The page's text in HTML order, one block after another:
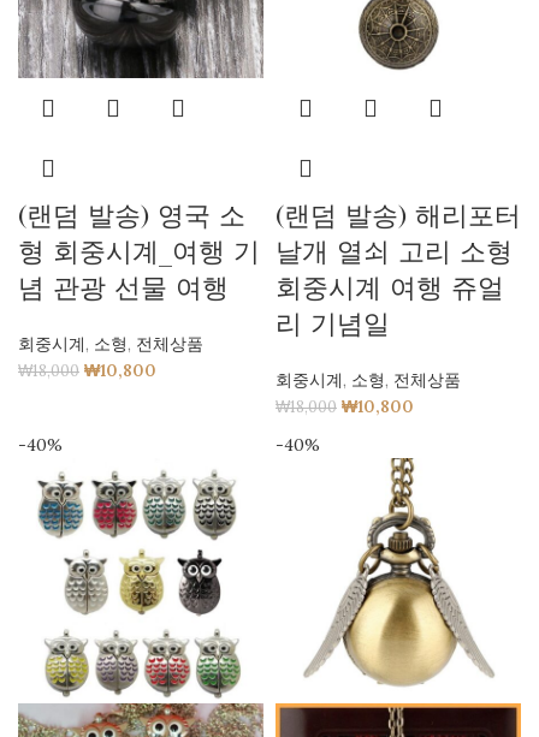
(랜덤 발송) 영국 소
형 회중시계_여행 기
념 관광 선물 여행
회중시계, 소형, 전체상품
₩18,000 ₩10,800
(랜덤 발송) 해리포터
날개 열쇠 고리 소형
회중시계 여행 쥬얼
리 기념일
회중시계, 소형, 전체상품
₩18,000 ₩10,800
-40%
-40%